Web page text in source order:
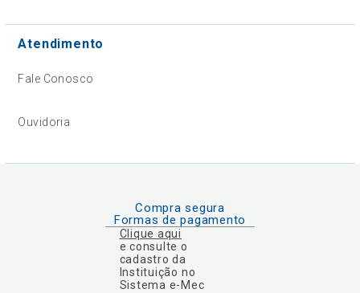
Atendimento
Fale Conosco
Ouvidoria
Compra segura
Formas de pagamento
Clique aqui
e consulte o
cadastro da
Instituição no
Sistema e-Mec